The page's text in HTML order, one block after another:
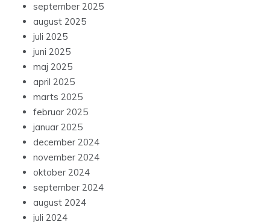
september 2025
august 2025
juli 2025
juni 2025
maj 2025
april 2025
marts 2025
februar 2025
januar 2025
december 2024
november 2024
oktober 2024
september 2024
august 2024
juli 2024